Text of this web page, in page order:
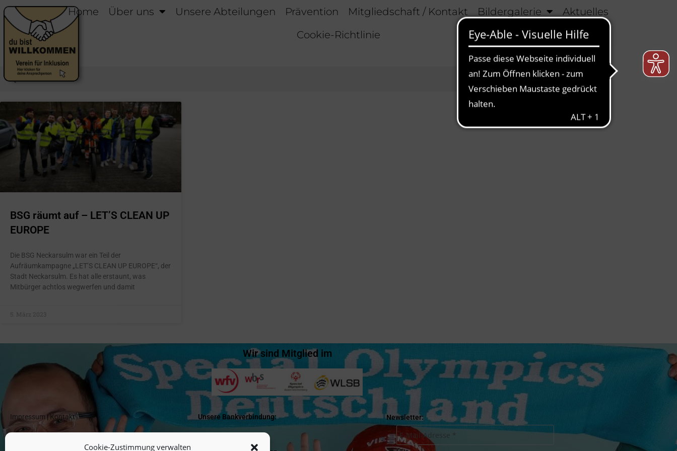
Cookie-Zustimmung verwalten
Home Über uns Unsere Abteilungen Prävention Mitgliedschaft / Kontakt Bildergalerie
Aktuelles
Cookie-Richtlinie
BSG räumt auf – LET’S CLEAN UP
EUROPE
Die BSG Neckarsulm war ein Teil der
Aufräumkampagne „LET’S CLEAN UP EUROPE“, der
Stadt Neckarsulm. Es hat alle erstaunt, was
Mitbürger achtlos wegwerfen und damit
5. März 2023
Wir sind Mitglied im
Impressum |Kontakt Unsere Bankverbindung: Newsletter: